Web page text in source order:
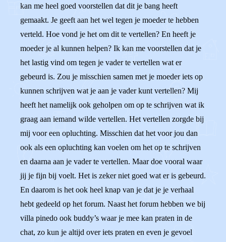
kan me heel goed voorstellen dat dit je bang heeft
gemaakt. Je geeft aan het wel tegen je moeder te hebben
verteld. Hoe vond je het om dit te vertellen? En heeft je
moeder je al kunnen helpen? Ik kan me voorstellen dat je
het lastig vind om tegen je vader te vertellen wat er
gebeurd is. Zou je misschien samen met je moeder iets op
kunnen schrijven wat je aan je vader kunt vertellen? Mij
heeft het namelijk ook geholpen om op te schrijven wat ik
graag aan iemand wilde vertellen. Het vertellen zorgde bij
mij voor een opluchting. Misschien dat het voor jou dan
ook als een opluchting kan voelen om het op te schrijven
en daarna aan je vader te vertellen. Maar doe vooral waar
jij je fijn bij voelt. Het is zeker niet goed wat er is gebeurd.
En daarom is het ook heel knap van je dat je je verhaal
hebt gedeeld op het forum. Naast het forum hebben we bij
villa pinedo ook buddy’s waar je mee kan praten in de
chat, zo kun je altijd over iets praten en even je gevoel